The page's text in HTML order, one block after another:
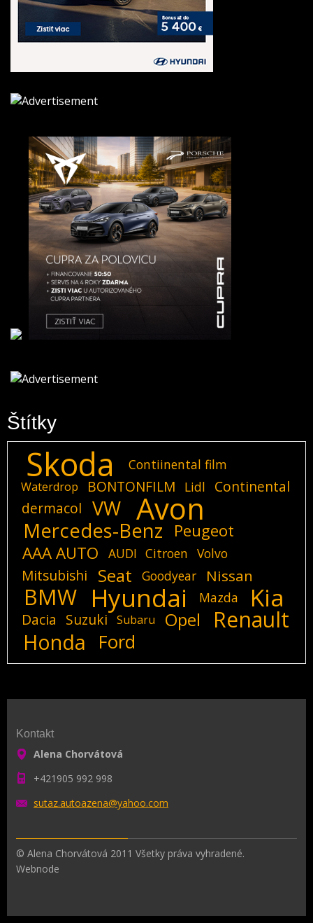
Štítky
Skoda Contiinental film
Waterdrop BONTONFILM Lidl
Continental
dermacol
VW Avon
Mercedes-Benz
Peugeot
AAA AUTO
AUDI Citroen Volvo
Mitsubishi Seat Goodyear Nissan
BMW Hyundai Mazda Kia
Dacia Suzuki Subaru Opel Renault
Honda Ford
Kontakt
Alena Chorvátová
+421905 992 998
sutaz.autoazena@yahoo.com
© Alena Chorvátová 2011 Všetky práva vyhradené.
Webnode